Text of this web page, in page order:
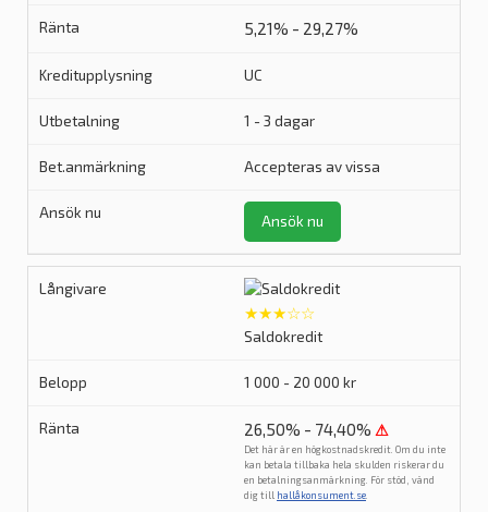
5,21% - 29,27%
UC
1 - 3 dagar
Accepteras av vissa
Ansök nu
★★★☆☆
Saldokredit
1 000 - 20 000 kr
26,50% - 74,40% ⚠
Det här är en högkostnadskredit. Om du inte
kan betala tillbaka hela skulden riskerar du
en betalningsanmärkning. För stöd, vänd
dig till hallåkonsument.se